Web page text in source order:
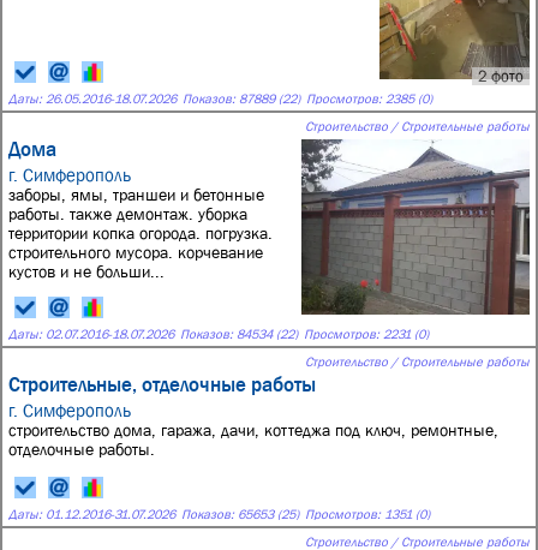
2 фото
Даты: 26.05.2016-18.07.2026 Показов: 87889 (22) Просмотров: 2385 (0)
Строительство / Строительные работы
Дома
г. Симферополь
заборы, ямы, траншеи и бетонные
работы. также демонтаж. уборка
территории копка огорода. погрузка.
строительного мусора. корчевание
кустов и не больши...
Даты: 02.07.2016-18.07.2026 Показов: 84534 (22) Просмотров: 2231 (0)
Строительство / Строительные работы
Строительные, отделочные работы
г. Симферополь
строительство дома, гаража, дачи, коттеджа под ключ, ремонтные,
отделочные работы.
Даты: 01.12.2016-31.07.2026 Показов: 65653 (25) Просмотров: 1351 (0)
Строительство / Строительные работы